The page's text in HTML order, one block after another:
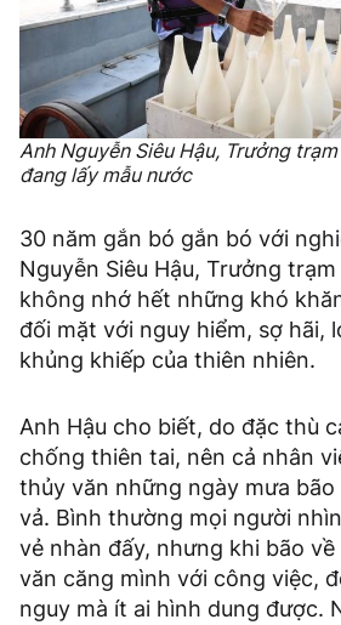
Anh Nguyễn Siêu Hậu, Trưởng
đang lấy mẫu nước
30 năm gắn bó gắn bó với
Nguyễn Siêu Hậu, Trưởng
không nhớ hết những khó
đối mặt với nguy hiểm, sợ hãi,
khủng khiếp của thiên nhiên.
Anh Hậu cho biết, do đặc thù
chống thiên tai, nên cả nhân
thủy văn những ngày mưa
vả. Bình thường mọi người
vẻ nhàn đấy, nhưng khi bão
văn căng mình với công việc,
nguy mà ít ai hình dung được.